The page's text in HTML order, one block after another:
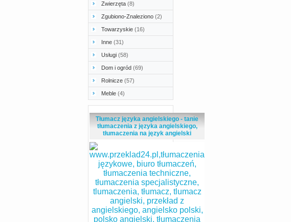
Zwierzęta (8)
Zgubiono-Znaleziono (2)
Towarzyskie (16)
Inne (31)
Usługi (58)
Dom i ogród (69)
Rolnicze (57)
Meble (4)
Tłumacz języka angielskiego - tanie
tłumaczenia z języka angielskiego,
tłumaczenia na język angielski